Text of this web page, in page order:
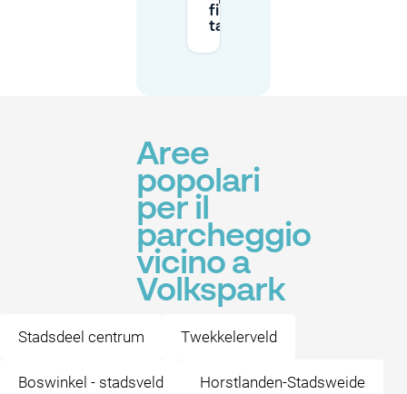
fino a
tardi?
Aree
popolari
per il
parcheggio
vicino a
Volkspark
Stadsdeel centrum Twekkelerveld
Boswinkel - stadsveld Horstlanden-Stadsweide